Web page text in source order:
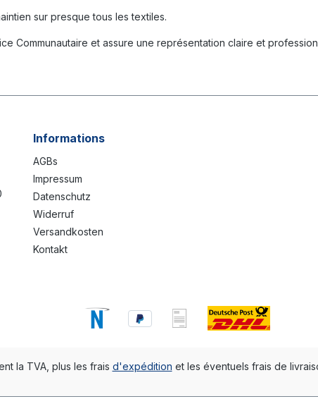
sur presque tous les textiles.
Communautaire et assure une représentation claire et
Informations
AGBs
Impressum
Datenschutz
Widerruf
Versandkosten
Kontakt
la TVA, plus les frais d'expédition et les éventuels frais de